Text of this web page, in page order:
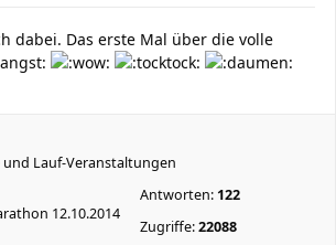
dabei. Das erste Mal über die volle
Lauf-Veranstaltungen
12.10.2014
Antworten: 122
Zugriffe:22088